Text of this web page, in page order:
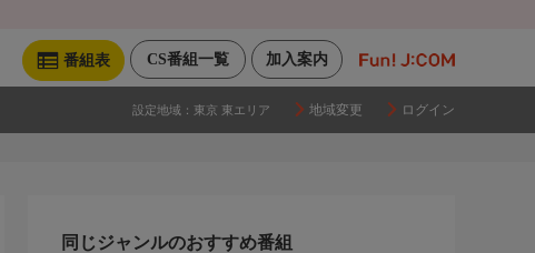
加入案内
CS番組一覧
番組表
設定地域： 東京 東エリア 地域変更 ログイン
同じジャンルのおすすめ番組